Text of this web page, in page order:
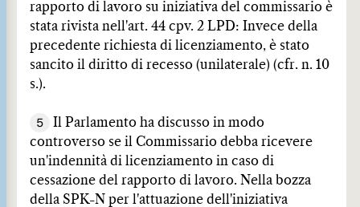
rapporto di lavoro su iniziativa del commissario è
stata rivista nell'art. 44 cpv. 2 LPD: Invece della
precedente richiesta di licenziamento, è stato
sancito il diritto di recesso (unilaterale) (cfr. n. 10
s.).
5
Il Parlamento ha discusso in modo
controverso se il Commissario debba ricevere
un'indennità di licenziamento in caso di
cessazione del rapporto di lavoro. Nella bozza
della SPK-N per l'attuazione dell'iniziativa